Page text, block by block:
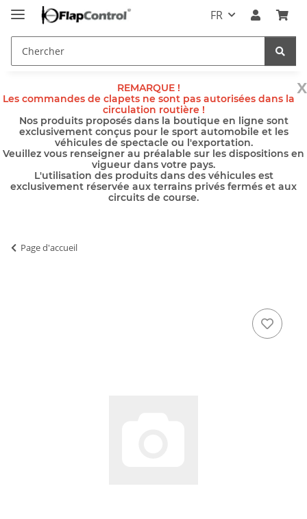
FR
x
REMARQUE !
Les commandes de clapets ne sont pas autorisées dans la
circulation routière !
Nos produits proposés dans la boutique en ligne sont
exclusivement conçus pour le sport automobile et les
véhicules de spectacle ou l'exportation.
Veuillez vous renseigner au préalable sur les dispositions en
vigueur dans votre pays.
L'utilisation des produits dans des véhicules est
exclusivement réservée aux terrains privés fermés et aux
circuits de course.
Page d'accueil